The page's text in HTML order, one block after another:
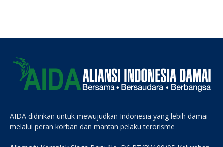
AIDA didirikan untuk mewujudkan Indonesia yang lebih damai
melalui peran korban dan mantan pelaku terorisme